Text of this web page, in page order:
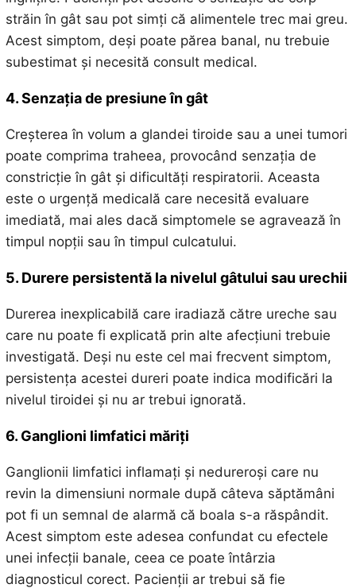
străin în gât sau pot simți că alimentele trec mai greu.
Acest simptom, deși poate părea banal, nu trebuie
subestimat și necesită consult medical.
4. Senzația de presiune în gât
Creșterea în volum a glandei tiroide sau a unei tumori
poate comprima traheea, provocând senzația de
constricție în gât și dificultăți respiratorii. Aceasta
este o urgență medicală care necesită evaluare
imediată, mai ales dacă simptomele se agravează în
timpul nopții sau în timpul culcatului.
5. Durere persistentă la nivelul gâtului sau urechii
Durerea inexplicabilă care iradiază către ureche sau
care nu poate fi explicată prin alte afecțiuni trebuie
investigată. Deși nu este cel mai frecvent simptom,
persistența acestei dureri poate indica modificări la
nivelul tiroidei și nu ar trebui ignorată.
6. Ganglioni limfatici măriți
Ganglionii limfatici inflamați și nedureroși care nu
revin la dimensiuni normale după câteva săptămâni
pot fi un semnal de alarmă că boala s-a răspândit.
Acest simptom este adesea confundat cu efectele
unei infecții banale, ceea ce poate întârzia
diagnosticul corect. Pacienții ar trebui să fie